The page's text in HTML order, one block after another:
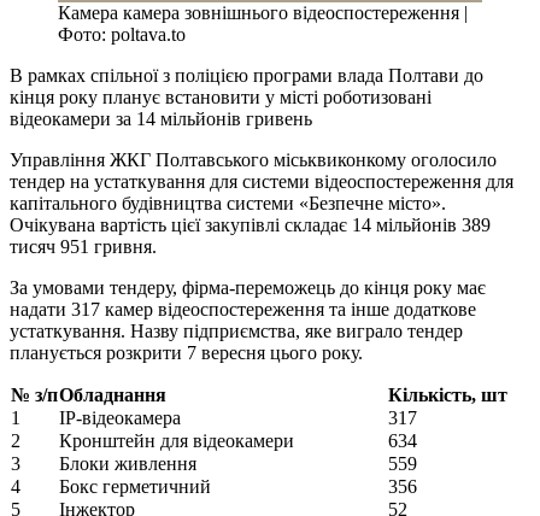
Камера камера зовнішнього відеоспостереження |
Фото: poltava.to
В рамках спільної з поліцією програми влада Полтави до
кінця року планує встановити у місті роботизовані
відеокамери за 14 мільйонів гривень
Управління ЖКГ Полтавського міськвиконкому оголосило
тендер на устаткування для системи відеоспостереження для
капітального будівництва системи «Безпечне місто».
Очікувана вартість цієї закупівлі складає 14 мільйонів 389
тисяч 951 гривня.
За умовами тендеру, фірма-переможець до кінця року має
надати 317 камер відеоспостереження та інше додаткове
устаткування. Назву підприємства, яке виграло тендер
планується розкрити 7 вересня цього року.
№ з/пОбладнання
Кількість, шт
1
IP-відеокамера
317
2
Кронштейн для відеокамери
634
3
Блоки живлення
559
4
Бокс герметичний
356
5
Інжектор
52